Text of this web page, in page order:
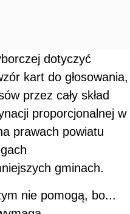
dotyczyć
kart do głosowania,
przez cały skład
proporcjonalnej w
prawach powiatu
gminach.
nie pomogą, bo...